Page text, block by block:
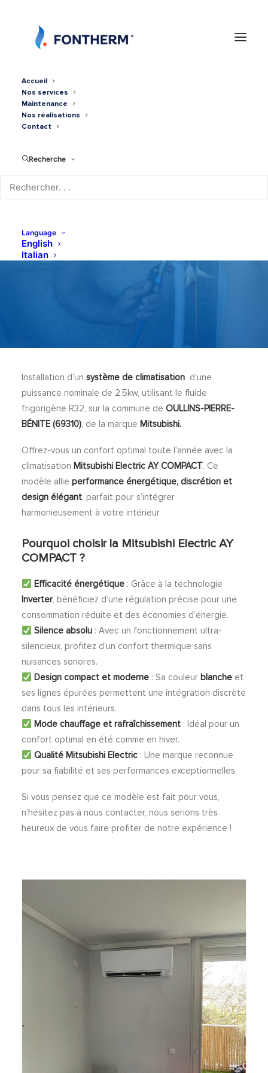
Accueil
Nos services
Maintenance
Nos réalisations
Contact
Recherche
Language
English
Italian
Installation d’un système de climatisation d’une
puissance nominale de 2.5kw, utilisant le fluide
frigorigène R32, sur la commune de OULLINS-PIERRE-
BÉNITE (69310), de la marque Mitsubishi.
Offrez-vous un confort optimal toute l’année avec la
climatisation Mitsubishi Electric AY COMPACT. Ce
modèle allie performance énergétique, discrétion et
design élégant, parfait pour s’intégrer
harmonieusement à votre intérieur.
Pourquoi choisir la Mitsubishi Electric AY
COMPACT ?
Efficacité énergétique : Grâce à la technologie
Inverter, bénéficiez d’une régulation précise pour une
consommation réduite et des économies d’énergie.
Silence absolu : Avec un fonctionnement ultra-
silencieux, profitez d’un confort thermique sans
nuisances sonores.
Design compact et moderne : Sa couleur blanche et
ses lignes épurées permettent une intégration discrète
dans tous les intérieurs.
Mode chauffage et rafraîchissement : Idéal pour un
confort optimal en été comme en hiver.
Qualité Mitsubishi Electric : Une marque reconnue
pour sa fiabilité et ses performances exceptionnelles.
Si vous pensez que ce modèle est fait pour vous,
n’hésitez pas à nous contacter, nous serions très
heureux de vous faire profiter de notre expérience !